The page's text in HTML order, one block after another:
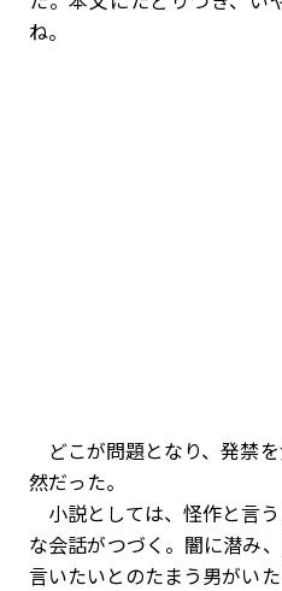
ね。
どこが問題となり、発禁
然だった。
小説としては、怪作と言
な会話がつづく。闇に潜み
言いたいとのたまう男がい